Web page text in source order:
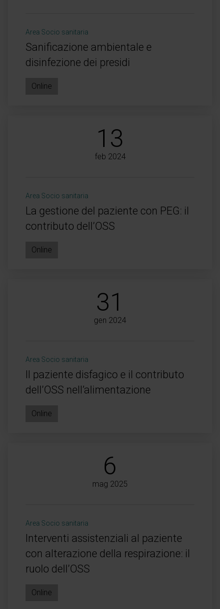
Area Socio sanitaria
Sanificazione ambientale e
disinfezione dei presidi
Online
13
feb 2024
Area Socio sanitaria
La gestione del paziente con PEG: il
contributo dell’OSS
Online
31
gen 2024
Area Socio sanitaria
Il paziente disfagico e il contributo
dell’OSS nell’alimentazione
Online
6
mag 2025
Area Socio sanitaria
Interventi assistenziali al paziente
con alterazione della respirazione: il
ruolo dell’OSS
Online